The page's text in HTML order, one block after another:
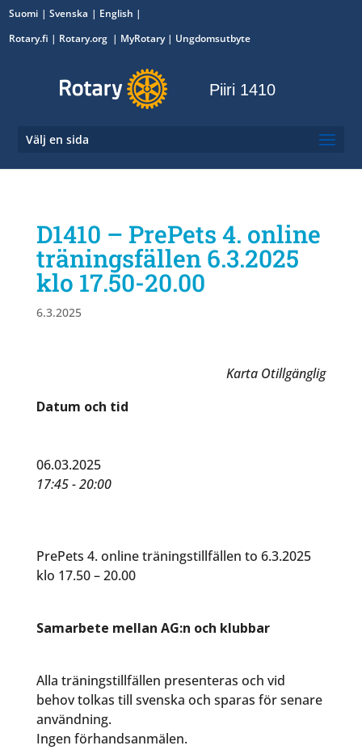
Suomi Svenska
English
Rotary.fi | Rotary.org | MyRotary| Ungdomsutbyte
Piiri 1410
Välj en sida
D1410 – PrePets 4. online
träningsfällen 6.3.2025
klo 17.50-20.00
6.3.2025
Karta Otillgänglig
Datum och tid
06.03.2025
17:45 - 20:00
PrePets 4. online träningstillfällen to 6.3.2025
klo 17.50 – 20.00
Samarbete mellan AG:n och klubbar
Alla träningstillfällen presenteras och vid
behov tolkas till svenska och sparas för senare
användning.
Ingen förhandsanmälen.